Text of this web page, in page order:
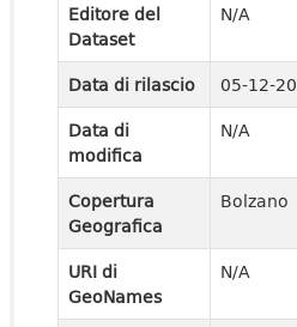
Editore del
Dataset
N/A
Data di rilascio
05-12-
Data di
modifica
N/A
Copertura
Geografica
Bolzano
URI di
GeoNames
N/A